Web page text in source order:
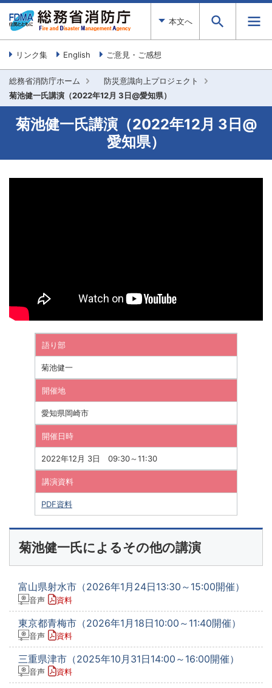
本文へ
リンク集 English ご意見・ご感想
総務省消防庁ホーム
防災意識向上プロジェクト
菊池健一氏講演（2022年12月 3日@愛知県）
菊池健一氏講演（2022年12月 3日@
愛知県）
語り部
菊池健一
開催地
愛知県岡崎市
開催日時
2022年12月 3日 09:30～11:30
講演資料
PDF資料
菊池健一氏によるその他の講演
富山県射水市（2026年1月24日13:30～15:00開催）
音声 資料
東京都青梅市（2026年1月18日10:00～11:40開催）
音声 資料
三重県津市（2025年10月31日14:00～16:00開催）
音声 資料